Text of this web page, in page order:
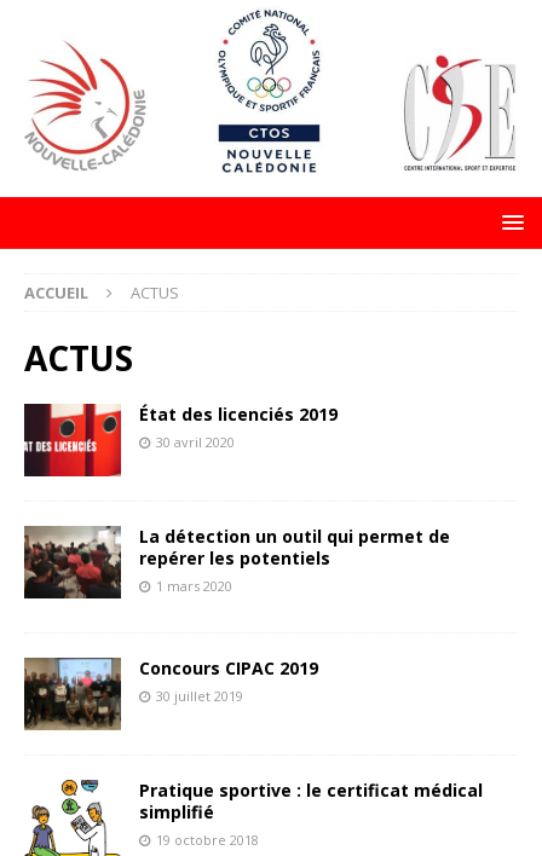
ACCUEIL ACTUS
ACTUS
État des licenciés 2019
30 avril 2020
La détection un outil qui permet de
repérer les potentiels
1 mars 2020
Concours CIPAC 2019
30 juillet 2019
Pratique sportive : le certificat médical
simplifié
19 octobre 2018